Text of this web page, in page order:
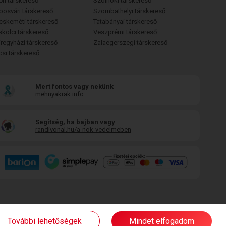
társkereső
társkereső
társkereső
társkereső
társkereső
Szombathelyi társkereső
Tatabányai társkereső
Veszprémi társkereső
Zalaegerszegi társkereső
Mert fontos vagy nekünk
mehnyakrak.info
Segítség, ha bajban vagy
randivonal.hu/a-nok-vedelmeben
További lehetőségek Mindet elfogadom